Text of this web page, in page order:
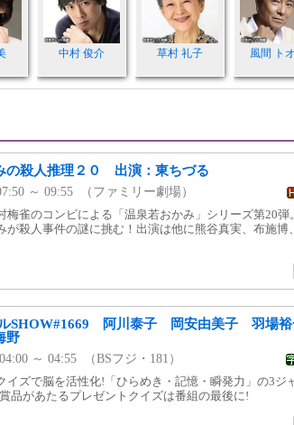
中村 俊介 草村 礼子 風間 ト
の殺人推理２０ 出演：東ちづる
～ 09:55 （ファミリー劇場）
梅雀のコンビによる「温泉若おかみ」シリーズ第20弾
が殺人事件の謎に挑む！出演は他に熊谷真実、布施博
ルSHOW#1669 阿川泰子 岡安由美子 羽場
野
～ 04:55 （BSフジ・181）
イズで脳を活性化!「ひらめき・記憶・瞬発力」の3ジ
品があたるプレゼントクイズは番組の最後に!